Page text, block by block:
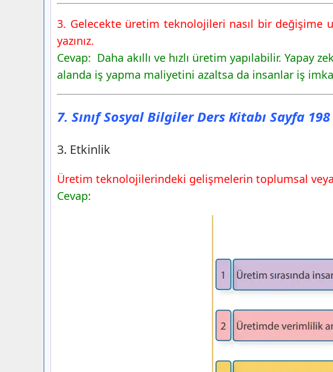
3. Gelecekte üretim teknolojileri nasıl bir değişime
yazınız.
Cevap: Daha akıllı ve hızlı üretim yapılabilir.
alanda iş yapma maliyetini azaltsa da insanlar iş
7. Sınıf Sosyal Bilgiler Ders Kitabı Sayfa 198
3. Etkinlik
Üretim teknolojilerindeki gelişmelerin toplumsal
Cevap: